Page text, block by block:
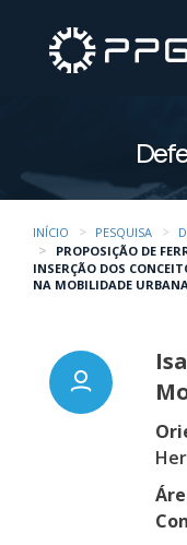
INÍCIO PESQUISA
PROPOSIÇÃO DE
INSERÇÃO DOS
NA MOBILIDADE